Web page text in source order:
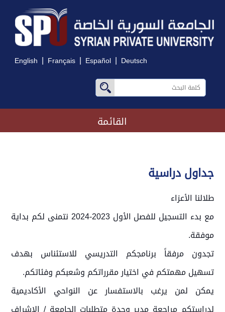
English | Français | Español | Deutsch
القائمة
جداول دراسية
طلالنا الأعزاء
مع بدء التسجيل للفصل الأول 2023-2024 نتمنى لكم بداية
موفقة.
تجدون مرفقاً برنامجكم التدريسي للاستئناس بهدف
تسهيل مهمتكم في اختيار مقرراتكم وشعبكم وفئاتكم.
يمكن لمن يرغب بالاستفسار عن النواحي الأكاديمية